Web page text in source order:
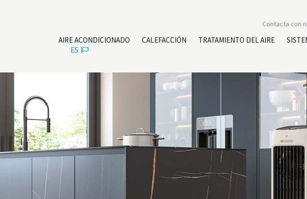
Contacta con
AIRE ACONDICIONADO CALEFACCIÓN TRATAMIENTO DEL AIRE
ES